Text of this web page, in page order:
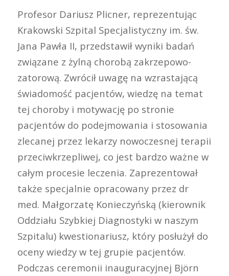
Profesor Dariusz Plicner, reprezentując
Krakowski Szpital Specjalistyczny im. św.
Jana Pawła II, przedstawił wyniki badań
związane z żylną chorobą zakrzepowo-
zatorową. Zwrócił uwagę na wzrastającą
świadomość pacjentów, wiedzę na temat
tej choroby i motywację po stronie
pacjentów do podejmowania i stosowania
zlecanej przez lekarzy nowoczesnej terapii
przeciwkrzepliwej, co jest bardzo ważne w
całym procesie leczenia. Zaprezentował
także specjalnie opracowany przez dr
med. Małgorzatę Konieczyńską (kierownik
Oddziału Szybkiej Diagnostyki w naszym
Szpitalu) kwestionariusz, który posłużył do
oceny wiedzy w tej grupie pacjentów.
Podczas ceremonii inauguracyjnej Björn